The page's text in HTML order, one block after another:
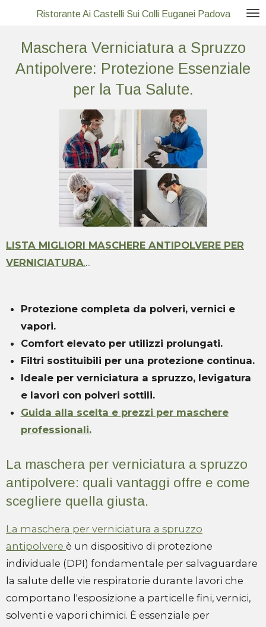
contenuto
principale
Ristorante Ai Castelli Sui Colli Euganei Padova
Maschera Verniciatura a Spruzzo
Antipolvere: Protezione Essenziale
per la Tua Salute.
LISTA MIGLIORI MASCHERE ANTIPOLVERE PER
VERNICIATURA....
Protezione completa da polveri, vernici e
vapori.
Comfort elevato per utilizzi prolungati.
Filtri sostituibili per una protezione continua.
Ideale per verniciatura a spruzzo, levigatura
e lavori con polveri sottili.
Guida alla scelta e prezzi per maschere
professionali.
La maschera per verniciatura a spruzzo
antipolvere: quali vantaggi offre e come
scegliere quella giusta.
La maschera per verniciatura a spruzzo
antipolvere è un dispositivo di protezione
individuale (DPI) fondamentale per salvaguardare
la salute delle vie respiratorie durante lavori che
comportano l'esposizione a particelle fini, vernici,
solventi e vapori chimici. È essenziale per